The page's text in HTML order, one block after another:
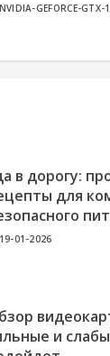
NVIDIA-GEFORCE-GTX-
в дорогу:
для
19-01-2026
и